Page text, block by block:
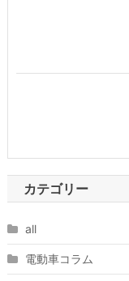
カテゴリー
all
電動車コラム